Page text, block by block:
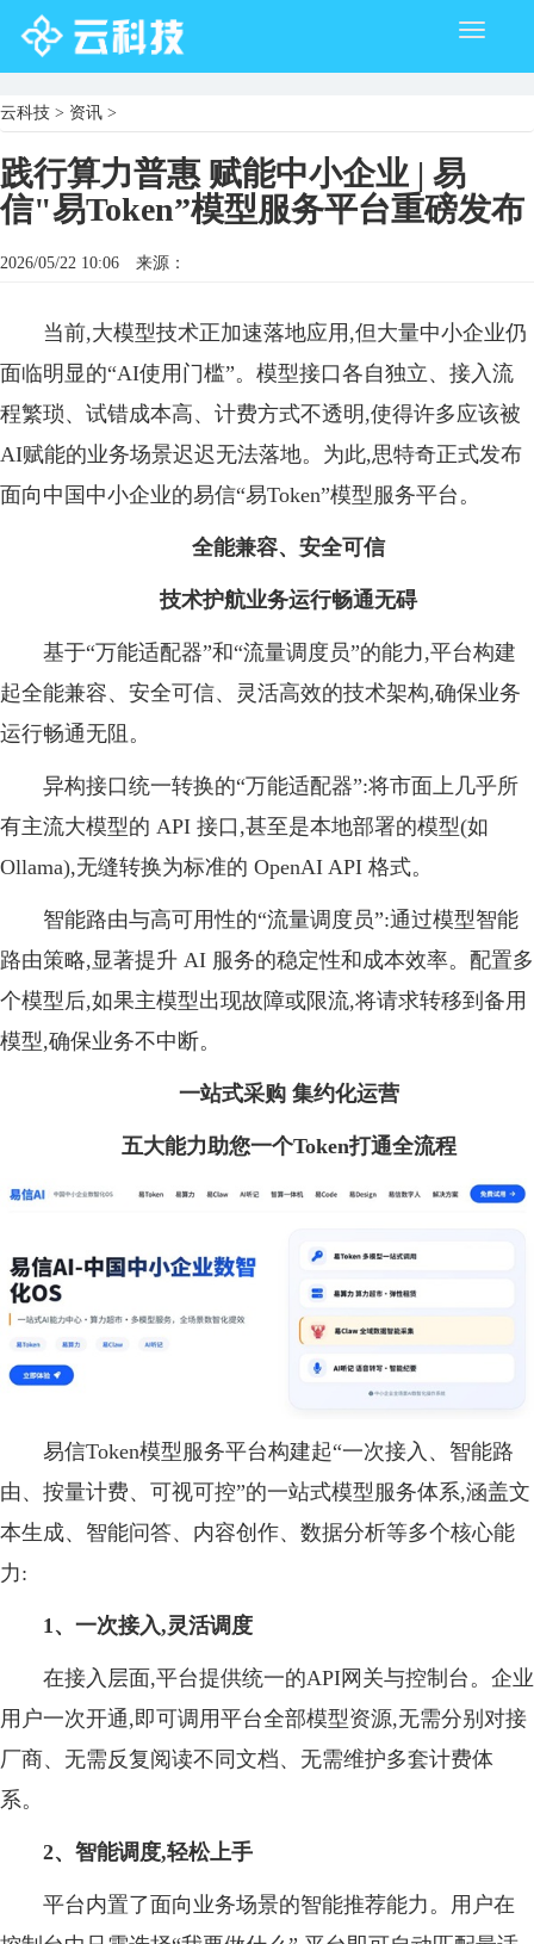
Toggle
云科技 > 资讯 >
践行算力普惠 赋能中小企业 | 易
信"易Token”模型服务平台重磅发布
2026/05/22 10:06 来源：
当前,大模型技术正加速落地应用,但大量中小企业仍
面临明显的“AI使用门槛”。模型接口各自独立、接入流
程繁琐、试错成本高、计费方式不透明,使得许多应该被
AI赋能的业务场景迟迟无法落地。为此,思特奇正式发布
面向中国中小企业的易信“易Token”模型服务平台。
全能兼容、安全可信
技术护航业务运行畅通无碍
基于“万能适配器”和“流量调度员”的能力,平台构建
起全能兼容、安全可信、灵活高效的技术架构,确保业务
运行畅通无阻。
异构接口统一转换的“万能适配器”:将市面上几乎所
有主流大模型的 API 接口,甚至是本地部署的模型(如
Ollama),无缝转换为标准的 OpenAI API 格式。
智能路由与高可用性的“流量调度员”:通过模型智能
路由策略,显著提升 AI 服务的稳定性和成本效率。配置多
个模型后,如果主模型出现故障或限流,将请求转移到备用
模型,确保业务不中断。
一站式采购 集约化运营
五大能力助您一个Token打通全流程
易信Token模型服务平台构建起“一次接入、智能路
由、按量计费、可视可控”的一站式模型服务体系,涵盖文
本生成、智能问答、内容创作、数据分析等多个核心能
力:
1、一次接入,灵活调度
在接入层面,平台提供统一的API网关与控制台。企业
用户一次开通,即可调用平台全部模型资源,无需分别对接
厂商、无需反复阅读不同文档、无需维护多套计费体
系。
2、智能调度,轻松上手
平台内置了面向业务场景的智能推荐能力。用户在